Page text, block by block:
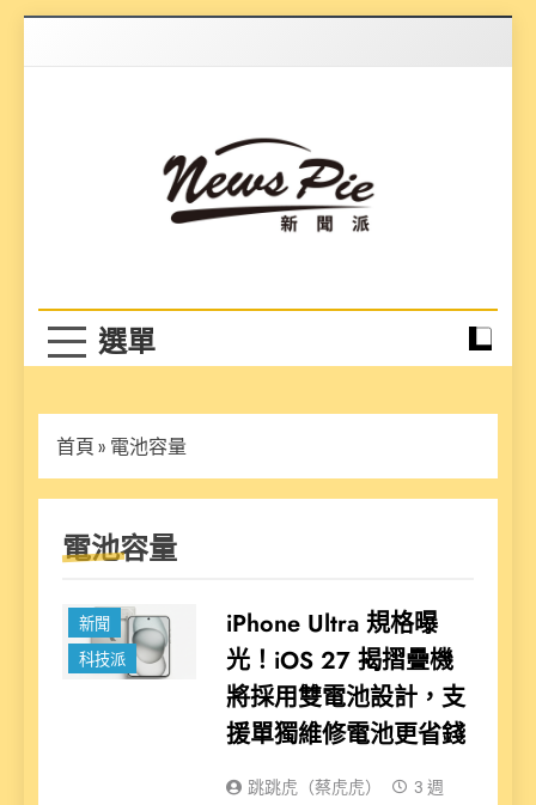
首頁 » 電池容量
電池容量
新聞
科技派
iPhone Ultra 規格曝
光！iOS 27 揭摺疊機
將採用雙電池設計，支
援單獨維修電池更省錢
跳跳虎（蔡虎虎）
3 週